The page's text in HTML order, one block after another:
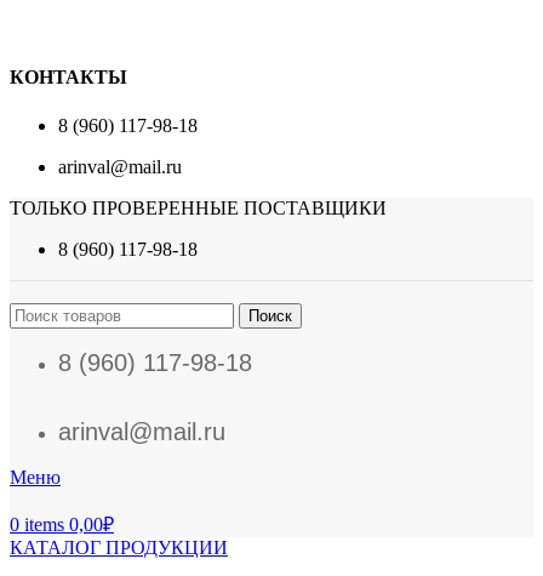
КОНТАКТЫ
8 (960) 117-98-18
arinval@mail.ru
ТОЛЬКО ПРОВЕРЕННЫЕ ПОСТАВЩИКИ
8 (960) 117-98-18
Поиск
8 (960) 117-98-18
arinval@mail.ru
Меню
0 items 0,00₽
КАТАЛОГ ПРОДУКЦИИ